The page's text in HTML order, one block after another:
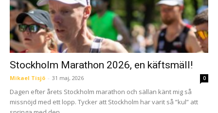
Stockholm Marathon 2026, en käftsmäll!
Mikael Tisjö - 31 maj, 2026 0
Dagen efter årets Stockholm marathon och sällan känt mig så
missnöjd med ett lopp. Tycker att Stockholm har varit så ”kul” att